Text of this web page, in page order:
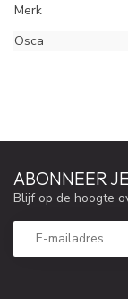
Merk
Osca
ABONNEER
Blijf op de hoogte